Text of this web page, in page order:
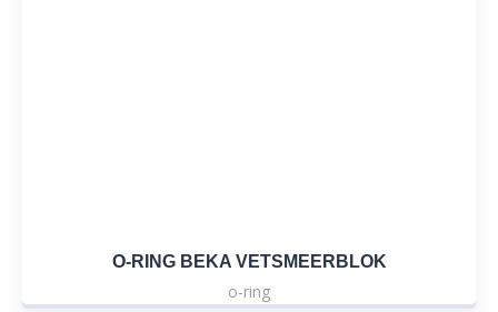
O-RING BEKA VETSMEERBLOK
o-ring